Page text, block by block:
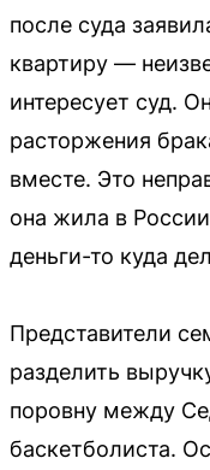
после суда
квартиру —
интересует суд.
расторжения
вместе. Это
она жила в
деньги-то куда
Представители
разделить
поровну между
баскетболиста.